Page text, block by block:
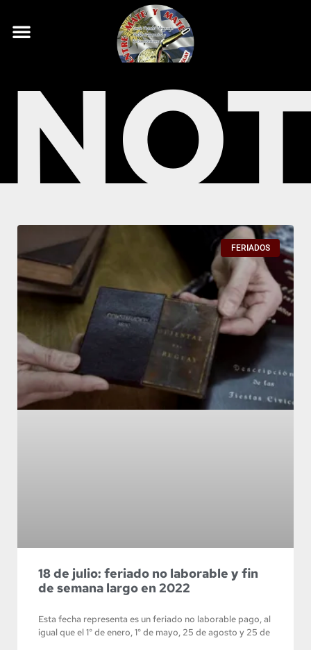
FERIADOS
18 de julio: feriado no laborable y fin
de semana largo en 2022
Esta fecha representa es un feriado no laborable pago, al
igual que el 1° de enero, 1° de mayo, 25 de agosto y 25 de